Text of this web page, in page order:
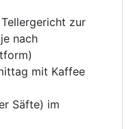
zur
nach
mit Kaffee
Säfte) im